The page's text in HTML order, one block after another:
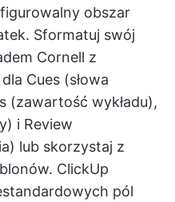
obszar
Sformatuj swój
Cornell z
Cues (słowa
(zawartość wykładu),
i Review
lub skorzystaj z
ClickUp
pól